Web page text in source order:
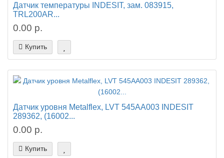
Датчик температуры INDESIT, зам. 083915,
TRL200AR...
0.00 р.
Купить
Датчик уровня Metalflex, LVT 545AA003 INDESIT
289362, (16002...
0.00 р.
Купить